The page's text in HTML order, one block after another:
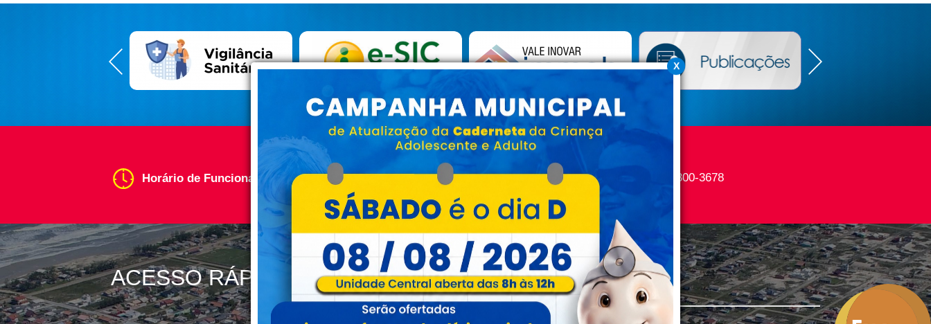
X
CONSELHO TUTELAR
Horário de Funcionamento:das 13:00hr as 19:00hr Plantão 24 horas:
(48) 93300-3678
Endereço : Av. Vereador Ângelo issopo - Número 536
ACESSO RÁPIDO